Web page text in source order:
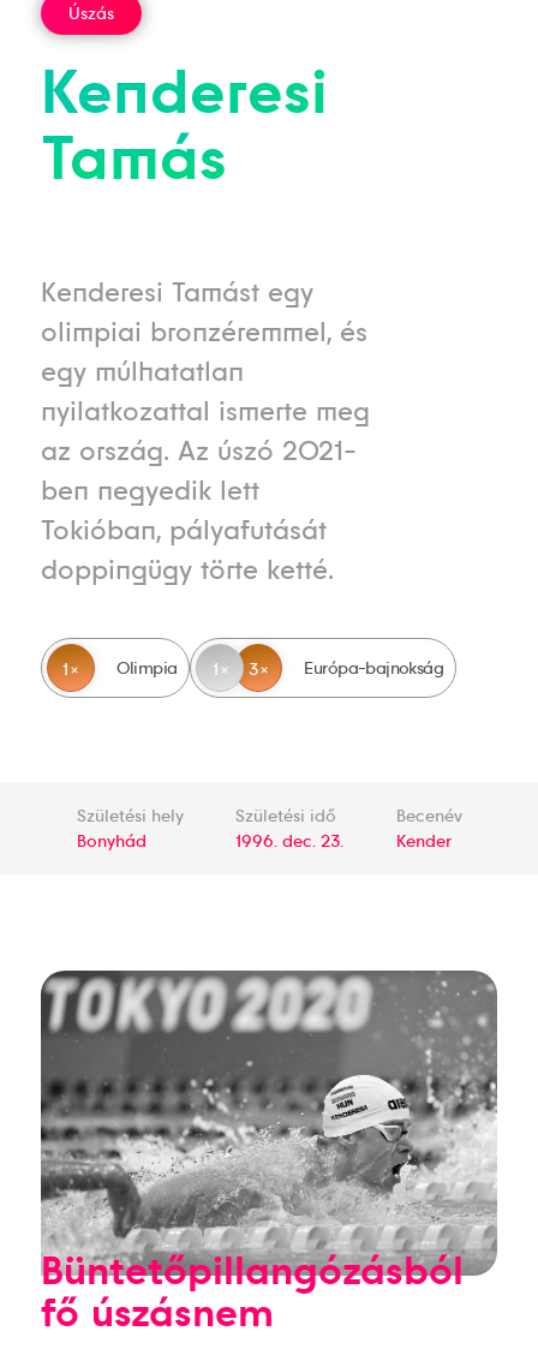
Úszás
Kenderesi
Tamás
Kenderesi Tamást egy
olimpiai bronzéremmel, és
egy múlhatatlan
nyilatkozattal ismerte meg
az ország. Az úszó 2021-
ben negyedik lett
Tokióban, pályafutását
doppingügy törte ketté.
1 Olimpia 1 3 Európa-bajnokság
Születési hely
Bonyhád
Születési idő
1996. dec. 23.
Becenév
Kender
Büntetőpillangózásból
fő úszásnem